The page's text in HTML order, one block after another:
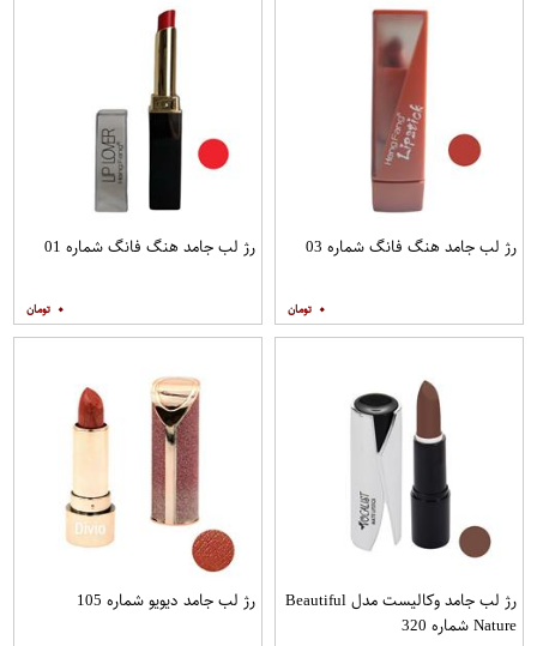
رژ لب جامد هنگ فانگ شماره 03
۰
رژ لب جامد هنگ فانگ شماره 01
۰
رژ لب جامد وکالیست مدل Beautiful
Nature شماره 320
رژ لب جامد دیویو شماره 105